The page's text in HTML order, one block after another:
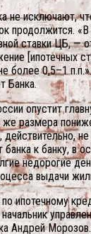
не исключают,
продолжится.
ставки ЦБ, —
[ипотечных
более 0,5–1
Банка.
опустит
размера
к банку, в
недорогие
выдачи
ипотечному
Андрей Морозов.